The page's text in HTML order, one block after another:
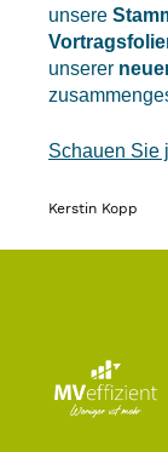
unsere
unserer
Schauen Sie
Kerstin Kopp